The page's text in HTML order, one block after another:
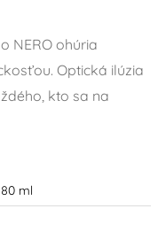
NERO ohúria
Optická ilúzia
kto sa na
- vnútorné sklo
ml